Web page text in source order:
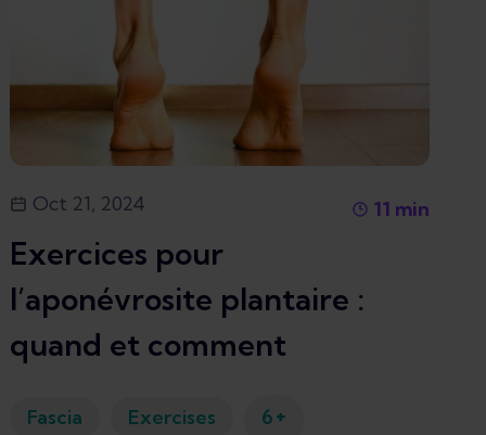
Oct 21, 2024 11 min
Exercices pour
l’aponévrosite plantaire :
quand et comment
Fascia Exercises 6+